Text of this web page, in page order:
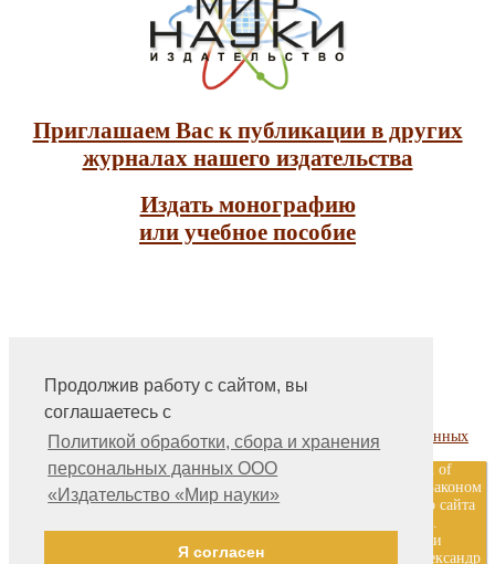
Продолжив работу с сайтом, вы
соглашаетесь с
Политикой обработки, сбора и хранения
персональных данных ООО
«Издательство «Мир науки»
Я согласен
Приглашаем Вас к публикации в других
журналах нашего издательства
Издать монографию
или учебное пособие
На главную
Контакты, учредитель, редакция
Политика обработки, сбора и хранения персональных данных
ООО «Издательство «Мир науки» \ «Publishing company «World of
science», LLC Материалы, размещенные на сайте, охраняются Законом
о защите авторских прав. Публикация любых материалов этого сайта
Авторские права на размещенные на сайте научные публикации
принадлежат их авторам. Разработка и поддержка сайта — Александр